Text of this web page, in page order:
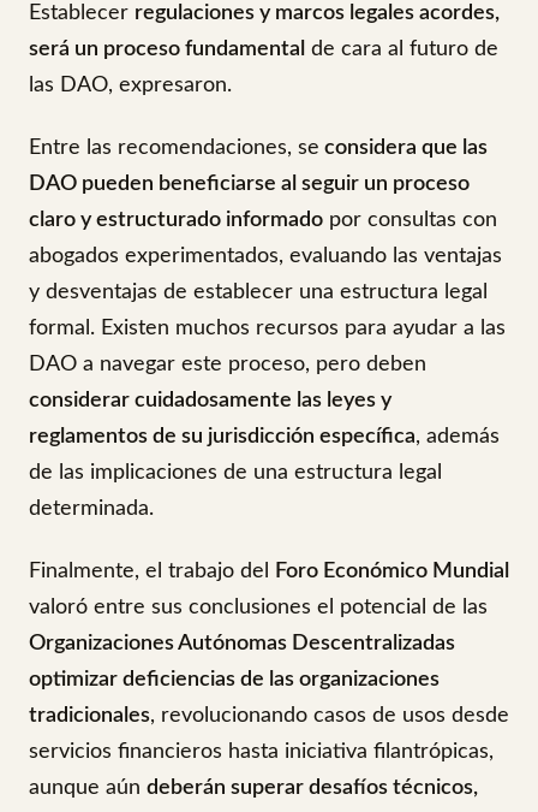
Establecer regulaciones y marcos legales acordes,
será un proceso fundamental de cara al futuro de
las DAO, expresaron.
Entre las recomendaciones, se considera que las
DAO pueden beneficiarse al seguir un proceso
claro y estructurado informado por consultas con
abogados experimentados, evaluando las ventajas
y desventajas de establecer una estructura legal
formal. Existen muchos recursos para ayudar a las
DAO a navegar este proceso, pero deben
considerar cuidadosamente las leyes y
reglamentos de su jurisdicción específica, además
de las implicaciones de una estructura legal
determinada.
Finalmente, el trabajo del
Foro Económico Mundial
valoró entre sus conclusiones el potencial de las
Organizaciones Autónomas Descentralizadas
optimizar deficiencias de las organizaciones
tradicionales, revolucionando casos de usos desde
servicios financieros hasta iniciativa filantrópicas,
aunque aún deberán superar desafíos técnicos,